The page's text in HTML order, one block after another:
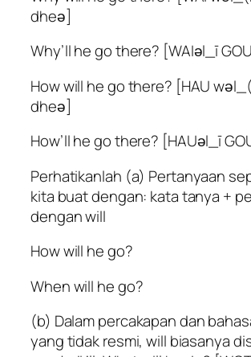
dheә]
Why’ll he go there? [WAIәl_ī
How will he go there? [HAU
dheә]
How’ll he go there? [HAUәl_ī
Perhatikanlah (a) Pertanyaan
kita buat dengan: kata tanya +
dengan will
How will he go?
When will he go?
(b) Dalam percakapan dan
yang tidak resmi, will biasanya